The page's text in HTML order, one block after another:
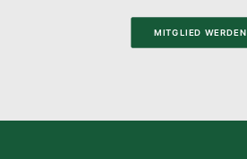
MITGLIED WERDEN